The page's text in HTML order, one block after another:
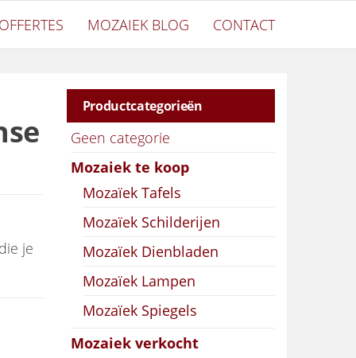
OFFERTES MOZAIEK BLOG CONTACT
je
Productcategorieën
Geen categorie
Mozaiek te koop
Mozaïek Tafels
Mozaïek Schilderijen
Mozaïek Dienbladen
Mozaïek Lampen
Mozaïek Spiegels
Mozaiek verkocht